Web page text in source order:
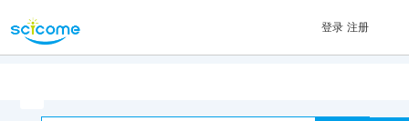
登录 注册